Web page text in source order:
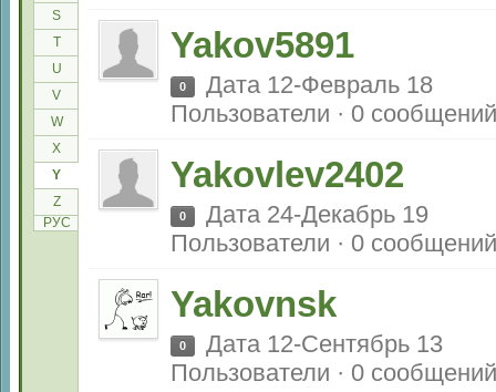
S
T
U
V
W
X
Y
Z
РУС
Yakov5891
0
Дата 12-Февраль 18
Пользователи · 0 сообщений
Yakovlev2402
0
Дата 24-Декабрь 19
Пользователи · 0 сообщений
Yakovnsk
0
Дата 12-Сентябрь 13
Пользователи · 0 сообщений